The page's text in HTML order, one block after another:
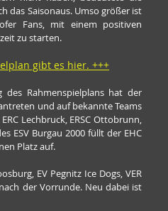
das Saisonaus. Umso größer ist
Fans, mit einem positiven
zu starten.
gibt es hier. +++
Rahmenspielplans hat der
und auf bekannte Teams
Lechbruck, ERSC Ottobrunn,
ESV Burgau 2000 füllt der EHC
Platz auf.
EV Pegnitz Ice Dogs, VER
der Vorrunde. Neu dabei ist